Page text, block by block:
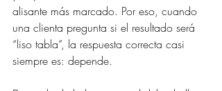
alisante más marcado. Por eso, cuando
una clienta pregunta si el resultado será
“liso tabla”, la respuesta correcta casi
siempre es: depende.